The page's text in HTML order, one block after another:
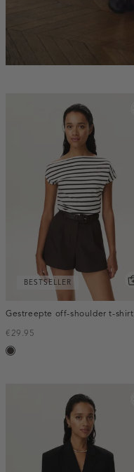
BESTSELLER
Gestreepte off-shoulder t-shirt
€29.95
choco